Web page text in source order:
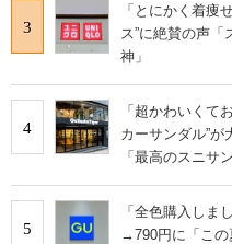
3
「とにかく着痩
ス”に絶賛の声
神」
4
「超かわいくて
カーサンダル”
「最高のスニサ
5
「全色購入しま
→790円に「この